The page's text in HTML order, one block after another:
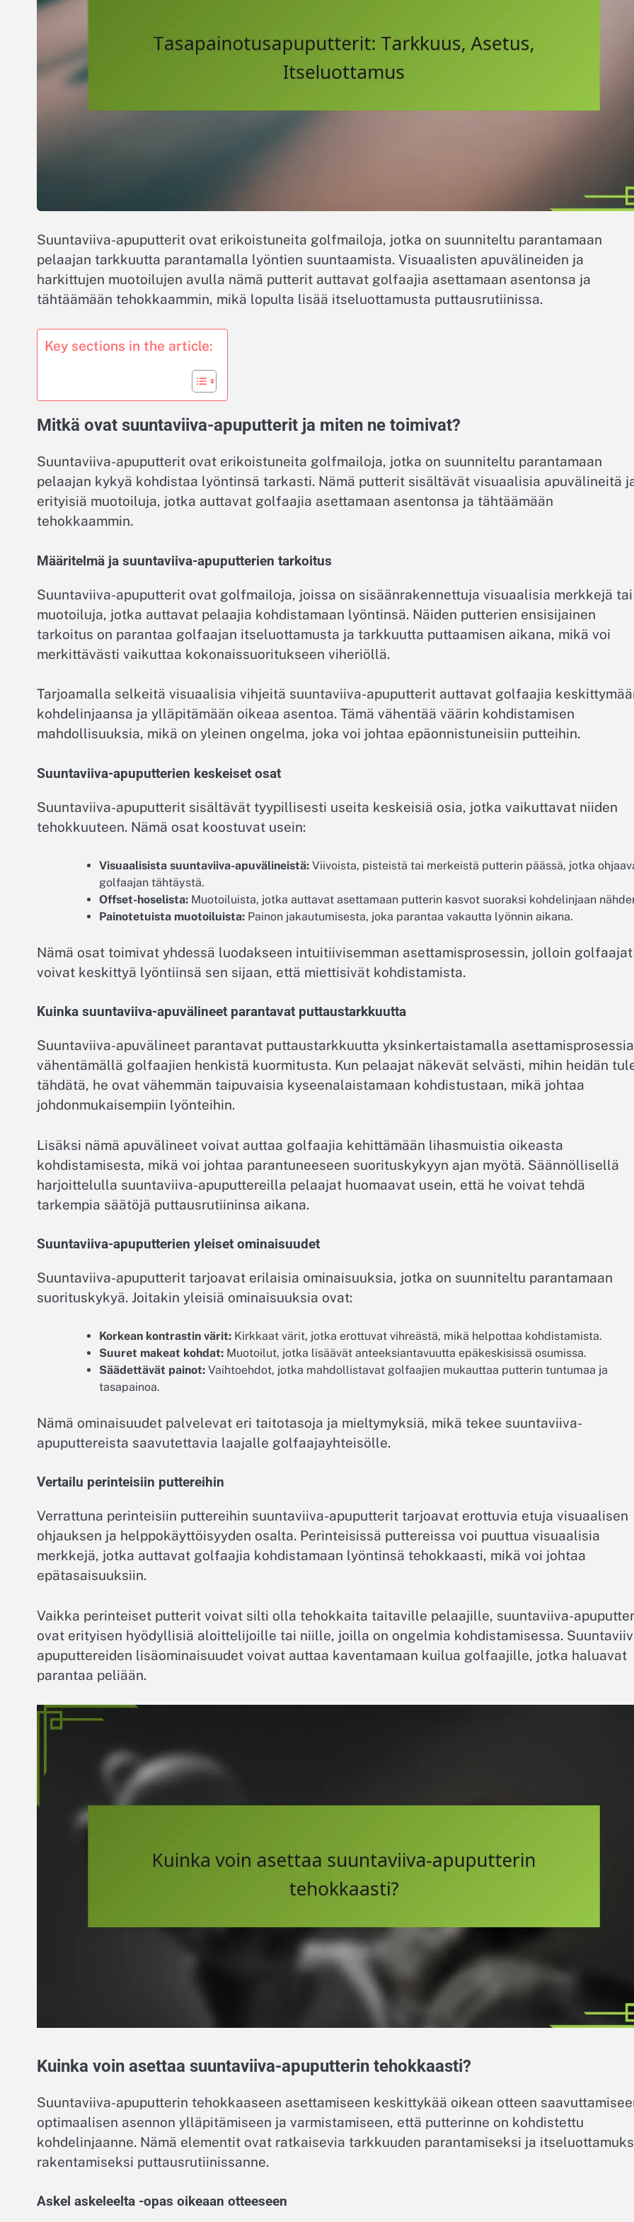
Suuntaviiva-apuputterit ovat erikoistuneita golfmailoja, jotka on suunniteltu parantamaan
pelaajan tarkkuutta parantamalla lyöntien suuntaamista. Visuaalisten apuvälineiden ja
harkittujen muotoilujen avulla nämä putterit auttavat golfaajia asettamaan asentonsa ja
tähtäämään tehokkaammin, mikä lopulta lisää itseluottamusta puttausrutiinissa.
Key sections in the article:
Mitkä ovat suuntaviiva-apuputterit ja miten ne toimivat?
Suuntaviiva-apuputterit ovat erikoistuneita golfmailoja, jotka on suunniteltu parantamaan
pelaajan kykyä kohdistaa lyöntinsä tarkasti. Nämä putterit sisältävät visuaalisia apuvälineitä
erityisiä muotoiluja, jotka auttavat golfaajia asettamaan asentonsa ja tähtäämään
tehokkaammin.
Määritelmä ja suuntaviiva-apuputterien tarkoitus
Suuntaviiva-apuputterit ovat golfmailoja, joissa on sisäänrakennettuja visuaalisia merkkejä tai
muotoiluja, jotka auttavat pelaajia kohdistamaan lyöntinsä. Näiden putterien ensisijainen
tarkoitus on parantaa golfaajan itseluottamusta ja tarkkuutta puttaamisen aikana, mikä voi
merkittävästi vaikuttaa kokonaissuoritukseen viheriöllä.
Tarjoamalla selkeitä visuaalisia vihjeitä suuntaviiva-apuputterit auttavat golfaajia
kohdelinjaansa ja ylläpitämään oikeaa asentoa. Tämä vähentää väärin kohdistamisen
mahdollisuuksia, mikä on yleinen ongelma, joka voi johtaa epäonnistuneisiin putteihin.
Suuntaviiva-apuputterien keskeiset osat
Suuntaviiva-apuputterit sisältävät tyypillisesti useita keskeisiä osia, jotka vaikuttavat niiden
tehokkuuteen. Nämä osat koostuvat usein:
Visuaalisista suuntaviiva-apuvälineistä: Viivoista, pisteistä tai merkeistä putterin päässä, jotka
golfaajan tähtäystä.
Offset-hoselista: Muotoiluista, jotka auttavat asettamaan putterin kasvot suoraksi kohdelinjaan
Painotetuista muotoiluista: Painon jakautumisesta, joka parantaa vakautta lyönnin aikana.
Nämä osat toimivat yhdessä luodakseen intuitiivisemman asettamisprosessin, jolloin golfaajat
voivat keskittyä lyöntiinsä sen sijaan, että miettisivät kohdistamista.
Kuinka suuntaviiva-apuvälineet parantavat puttaustarkkuutta
Suuntaviiva-apuvälineet parantavat puttaustarkkuutta yksinkertaistamalla
vähentämällä golfaajien henkistä kuormitusta. Kun pelaajat näkevät selvästi, mihin heidän
tähdätä, he ovat vähemmän taipuvaisia kyseenalaistamaan kohdistustaan, mikä johtaa
johdonmukaisempiin lyönteihin.
Lisäksi nämä apuvälineet voivat auttaa golfaajia kehittämään lihasmuistia oikeasta
kohdistamisesta, mikä voi johtaa parantuneeseen suorituskykyyn ajan myötä. Säännöllisellä
harjoittelulla suuntaviiva-apuputtereilla pelaajat huomaavat usein, että he voivat tehdä
tarkempia säätöjä puttausrutiininsa aikana.
Suuntaviiva-apuputterien yleiset ominaisuudet
Suuntaviiva-apuputterit tarjoavat erilaisia ominaisuuksia, jotka on suunniteltu parantamaan
suorituskykyä. Joitakin yleisiä ominaisuuksia ovat:
Korkean kontrastin värit: Kirkkaat värit, jotka erottuvat vihreästä, mikä helpottaa kohdistamista.
Suuret makeat kohdat: Muotoilut, jotka lisäävät anteeksiantavuutta epäkeskisissä osumissa.
Säädettävät painot: Vaihtoehdot, jotka mahdollistavat golfaajien mukauttaa putterin tuntumaa ja
tasapainoa.
Nämä ominaisuudet palvelevat eri taitotasoja ja mieltymyksiä, mikä tekee suuntaviiva-
apuputtereista saavutettavia laajalle golfaajayhteisölle.
Vertailu perinteisiin puttereihin
Verrattuna perinteisiin puttereihin suuntaviiva-apuputterit tarjoavat erottuvia etuja visuaalisen
ohjauksen ja helppokäyttöisyyden osalta. Perinteisissä puttereissa voi puuttua visuaalisia
merkkejä, jotka auttavat golfaajia kohdistamaan lyöntinsä tehokkaasti, mikä voi johtaa
epätasaisuuksiin.
Vaikka perinteiset putterit voivat silti olla tehokkaita taitaville pelaajille, suuntaviiva-
ovat erityisen hyödyllisiä aloittelijoille tai niille, joilla on ongelmia kohdistamisessa.
apuputtereiden lisäominaisuudet voivat auttaa kaventamaan kuilua golfaajille, jotka haluavat
parantaa peliään.
Kuinka voin asettaa suuntaviiva-apuputterin tehokkaasti?
Suuntaviiva-apuputterin tehokkaaseen asettamiseen keskittykää oikean otteen
optimaalisen asennon ylläpitämiseen ja varmistamiseen, että putterinne on kohdistettu
kohdelinjaanne. Nämä elementit ovat ratkaisevia tarkkuuden parantamiseksi ja
rakentamiseksi puttausrutiinissanne.
Askel askeleelta -opas oikeaan otteeseen